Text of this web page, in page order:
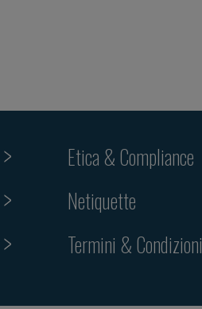
Etica & Compliance
Netiquette
Termini & Condizioni